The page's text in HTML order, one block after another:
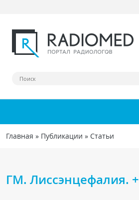
НОВОЕ НА САЙТЕ
Форум
Вы здесь
Главная » Публикации » Статьи
ГМ. Лиссэнцефалия. +